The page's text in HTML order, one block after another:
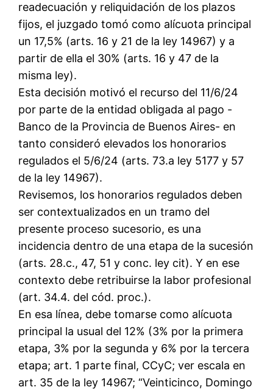
readecuación y reliquidación de los plazos
fijos, el juzgado tomó como alícuota principal
un 17,5% (arts. 16 y 21 de la ley 14967) y a
partir de ella el 30% (arts. 16 y 47 de la
misma ley).
Esta decisión motivó el recurso del 11/6/24
por parte de la entidad obligada al pago -
Banco de la Provincia de Buenos Aires- en
tanto consideró elevados los honorarios
regulados el 5/6/24 (arts. 73.a ley 5177 y 57
de la ley 14967).
Revisemos, los honorarios regulados deben
ser contextualizados en un tramo del
presente proceso sucesorio, es una
incidencia dentro de una etapa de la sucesión
(arts. 28.c., 47, 51 y conc. ley cit). Y en ese
contexto debe retribuirse la labor profesional
(art. 34.4. del cód. proc.).
En esa línea, debe tomarse como alícuota
principal la usual del 12% (3% por la primera
etapa, 3% por la segunda y 6% por la tercera
etapa; art. 1 parte final, CCyC; ver escala en
art. 35 de la ley 14967; “Veinticinco, Domingo